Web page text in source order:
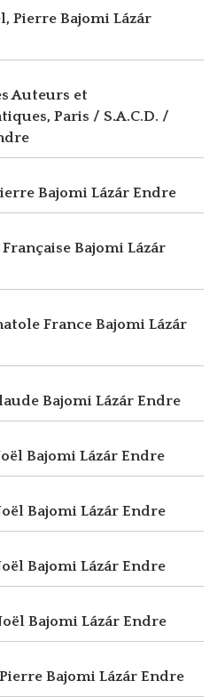
Pierre Bajomi Lázár
Auteurs et
Paris / S.A.C.D. /
Bajomi Lázár Endre
Française Bajomi Lázár
France Bajomi Lázár
Bajomi Lázár Endre
Bajomi Lázár Endre
Bajomi Lázár Endre
Bajomi Lázár Endre
Bajomi Lázár Endre
Pierre Bajomi Lázár Endre